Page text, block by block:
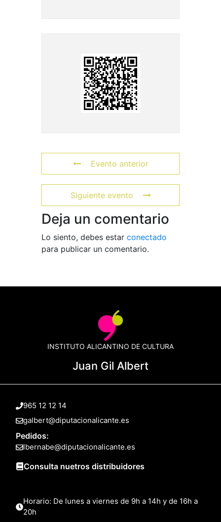
Evento anterior
Siguiente evento
Deja un comentario
Lo siento, debes estar conectado
para publicar un comentario.
INSTITUTO ALICANTINO DE CULTURA
Juan Gil Albert
965 12 12 14
galbert@diputacionalicante.es
Pedidos:
lbernabe@diputacionalicante.es
Consulta nuetros distribuidores
Horario: De lunes a viernes de 9h a 14h y de 16h a
20h